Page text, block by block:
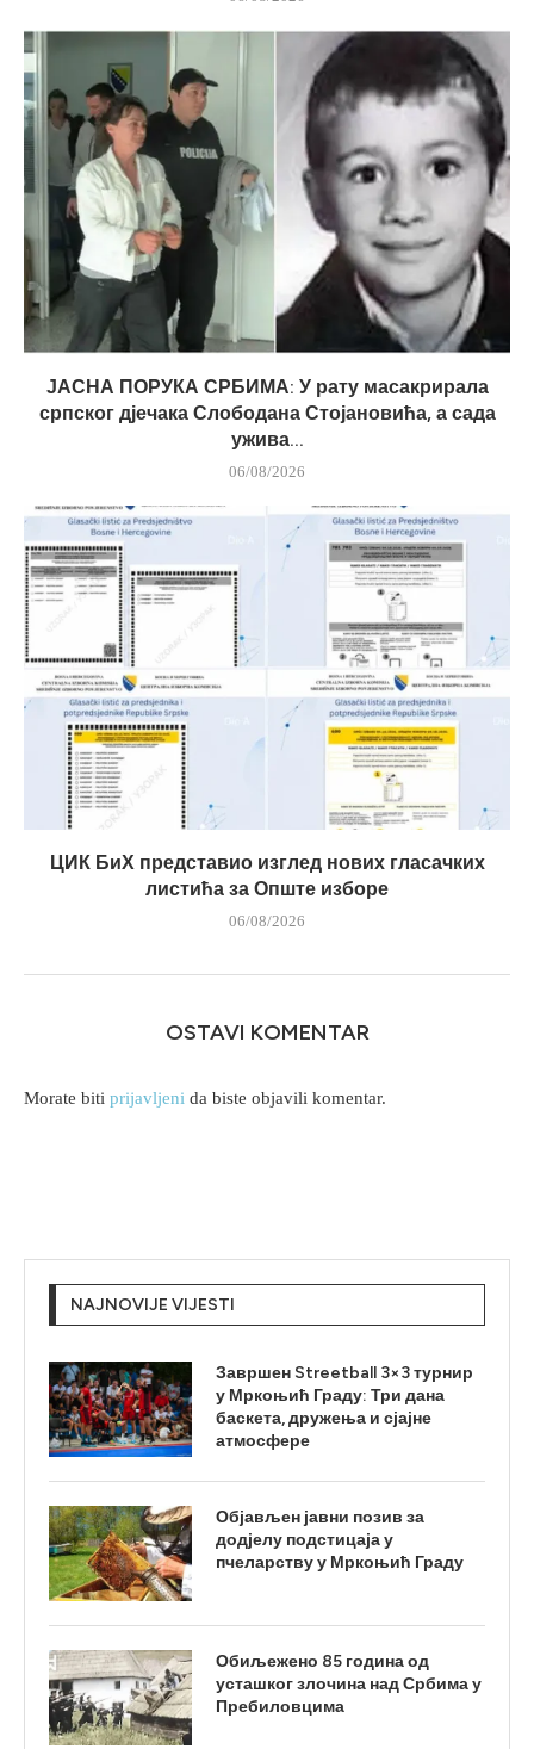
ЈАСНА ПОРУКА СРБИМА: У рату масакрирала
српског дјечака Слободана Стојановића, а сада
ужива...
06/08/2026
ЦИК БиХ представио изглед нових гласачких
листића за Опште изборе
06/08/2026
OSTAVI KOMENTAR
Morate biti prijavljeni da biste objavili komentar.
NAJNOVIJE VIJESTI
Завршен Streetball 3×3 турнир
у Мркоњић Граду: Три дана
баскета, дружења и сјајне
атмосфере
Објављен јавни позив за
додјелу подстицаја у
пчеларству у Мркоњић Граду
Обиљежено 85 година од
усташког злочина над Србима у
Пребиловцима